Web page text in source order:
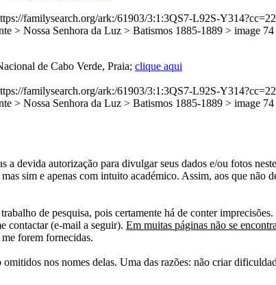
familysearch.org/ark:/61903/3:1:3QS7-L92S-
> Nossa Senhora da Luz > Batismos 1885-1889 > image
de Cabo Verde, Praia; clique aqui
familysearch.org/ark:/61903/3:1:3QS7-L92S-
> Nossa Senhora da Luz > Batismos 1885-1889 > image
devida autorização para divulgar seus dados e/ou fotos
sim e apenas com intuito académico. Assim, aos que não
de pesquisa, pois certamente há de conter
contactar (e-mail a seguir). Em muitas páginas não se
forem fornecidas.
nos nomes delas. Uma das razões: não criar